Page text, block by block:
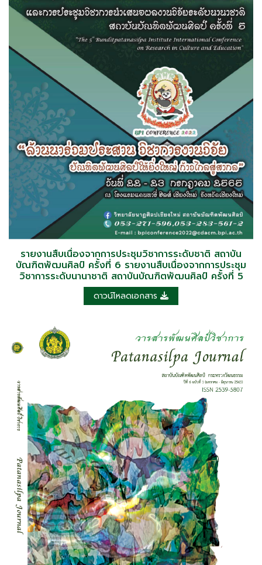
รายงานสืบเนื่องจากการประชุมวิชาการระดับชาติ สถาบัน
บัณฑิตพัฒนศิลป์ ครั้งที่ 6 รายงานสืบเนื่องจากการประชุม
วิชาการระดับนานาชาติ สถาบันบัณฑิตพัฒนศิลป์ ครั้งที่ 5
ดาวน์โหลดเอกสาร